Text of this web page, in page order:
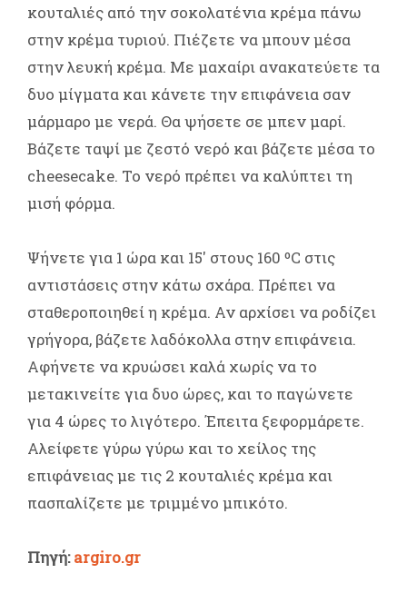
κουταλιές από την σοκολατένια κρέμα πάνω
στην κρέμα τυριού. Πιέζετε να μπουν μέσα
στην λευκή κρέμα. Με μαχαίρι ανακατεύετε τα
δυο μίγματα και κάνετε την επιφάνεια σαν
μάρμαρο με νερά. Θα ψήσετε σε μπεν μαρί.
Βάζετε ταψί με ζεστό νερό και βάζετε μέσα το
cheesecake. Το νερό πρέπει να καλύπτει τη
μισή φόρμα.
Ψήνετε για 1 ώρα και 15' στους 160 ºC στις
αντιστάσεις στην κάτω σχάρα. Πρέπει να
σταθεροποιηθεί η κρέμα. Αν αρχίσει να ροδίζει
γρήγορα, βάζετε λαδόκολλα στην επιφάνεια.
Αφήνετε να κρυώσει καλά χωρίς να το
μετακινείτε για δυο ώρες, και το παγώνετε
για 4 ώρες το λιγότερο. Έπειτα ξεφορμάρετε.
Αλείφετε γύρω γύρω και το χείλος της
επιφάνειας με τις 2 κουταλιές κρέμα και
πασπαλίζετε με τριμμένο μπικότο.
Πηγή: argiro.gr